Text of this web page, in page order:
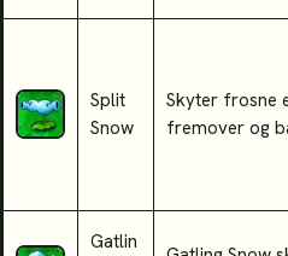
Split
Snow
Skyter frosne
fremover og
Gatlin